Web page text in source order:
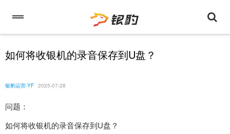
如何将收银机的录音保存到U盘？
银豹运营-YF 2025-07-28
问题：
如何将收银机的录音保存到U盘？